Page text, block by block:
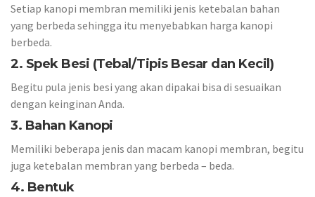
Setiap kanopi membran memiliki jenis ketebalan bahan
yang berbeda sehingga itu menyebabkan harga kanopi
berbeda.
2. Spek Besi (Tebal/Tipis Besar dan Kecil)
Begitu pula jenis besi yang akan dipakai bisa di sesuaikan
dengan keinginan Anda.
3. Bahan Kanopi
Memiliki beberapa jenis dan macam kanopi membran, begitu
juga ketebalan membran yang berbeda – beda.
4. Bentuk